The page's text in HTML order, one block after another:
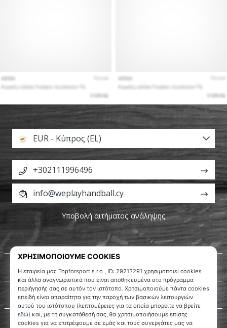
Σχετικά μ' εμάς
Εξυπηρέτηση πελατών
EUR - Κύπρος (EL)
+302111996496
info@weplayhandball.cy
Υποβολή αιτήματος ανάληψης